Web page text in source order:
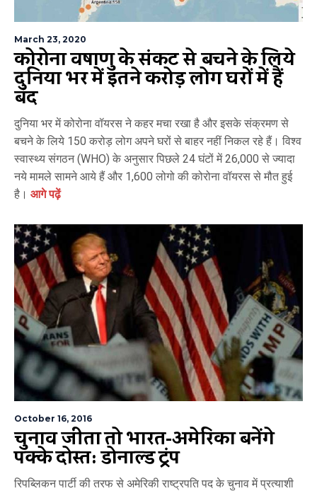
March 23, 2020
कोरोना विषाणु के संकट से बचने के लिये
दुनिया भर में इतने करोड़ लोग घरों में हैं
बंद
दुनिया भर में कोरोना वॉयरस ने कहर मचा रखा है और इसके संक्रमण से
बचने के लिये 150 करोड़ लोग अपने घरों से बाहर नहीं निकल रहे हैं। विश्व
स्वास्थ्य संगठन (WHO) के अनुसार पिछले 24 घंटों में 26,000 से ज्यादा
नये मामले सामने आये हैं और 1,600 लोगो की कोरोना वॉयरस से मौत हुई
है। आगे पढ़ें
October 16, 2016
चुनाव जीता तो भारत-अमेरिका बनेंगे
पक्के दोस्त: डोनाल्ड ट्रंप
रिपब्लिकन पार्टी की तरफ से अमेरिकी राष्ट्रपति पद के चुनाव में प्रत्याशी